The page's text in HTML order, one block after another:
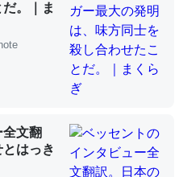
を大量に使う脊椎動物と貝
類だと殻を無くしてナメク
大問題＝「昆虫はなぜ海にいな
。｜ま
文翻
はっき